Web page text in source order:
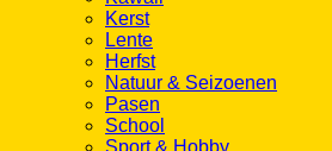
Kerst
Lente
Herfst
Natuur & Seizoenen
Pasen
School
Sport & Hobby